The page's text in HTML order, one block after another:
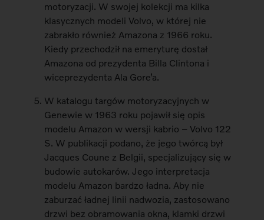
motoryzacji. W swojej kolekcji ma kilka
klasycznych modeli Volvo, w której nie
zabrakło również Amazona z 1966 roku.
Kiedy przechodził na emeryturę dostał
Amazona od prezydenta Billa Clintona i
wiceprezydenta Ala Gore’a.
W katalogu targów motoryzacyjnych w
Genewie w 1963 roku pojawił się opis
modelu Amazon w wersji kabrio – Volvo 122
S. W publikacji podano, że jego twórcą był
Jacques Coune z Belgii, specjalizujący się w
budowie autokarów. Jego interpretacja
modelu Amazon bardzo ładna. Aby nie
zaburzać ładnej linii nadwozia, zastosowano
drzwi bez obramowania okna, klamki drzwi